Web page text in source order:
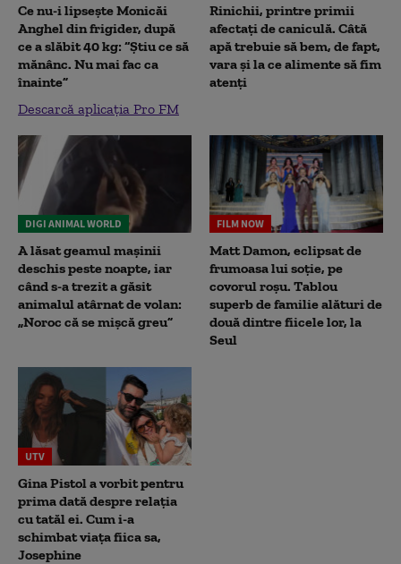
Ce nu-i lipsește Monicăi
Anghel din frigider, după
ce a slăbit 40 kg: “Știu ce să
mănânc. Nu mai fac ca
înainte”
Descarcă aplicația Pro FM
Rinichii, printre primii
afectați de caniculă. Câtă
apă trebuie să bem, de fapt,
vara și la ce alimente să fim
atenți
DIGI ANIMAL WORLD
A lăsat geamul mașinii
deschis peste noapte, iar
când s-a trezit a găsit
animalul atârnat de volan:
„Noroc că se mișcă greu”
FILM NOW
Matt Damon, eclipsat de
frumoasa lui soție, pe
covorul roșu. Tablou
superb de familie alături de
două dintre fiicele lor, la
Seul
UTV
Gina Pistol a vorbit pentru
prima dată despre relația
cu tatăl ei. Cum i-a
schimbat viața fiica sa,
Josephine